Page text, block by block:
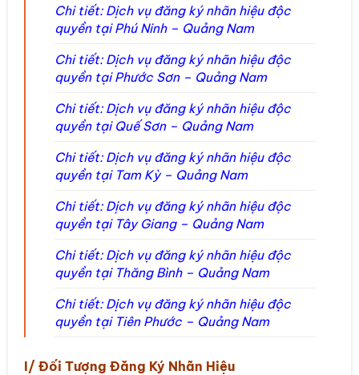
Chi tiết: Dịch vụ đăng ký nhãn hiệu độc
quyền tại Phú Ninh – Quảng Nam
Chi tiết: Dịch vụ đăng ký nhãn hiệu độc
quyền tại Phước Sơn – Quảng Nam
Chi tiết: Dịch vụ đăng ký nhãn hiệu độc
quyền tại Quế Sơn – Quảng Nam
Chi tiết: Dịch vụ đăng ký nhãn hiệu độc
quyền tại Tam Kỳ – Quảng Nam
Chi tiết: Dịch vụ đăng ký nhãn hiệu độc
quyền tại Tây Giang – Quảng Nam
Chi tiết: Dịch vụ đăng ký nhãn hiệu độc
quyền tại Thăng Bình – Quảng Nam
Chi tiết: Dịch vụ đăng ký nhãn hiệu độc
quyền tại Tiên Phước – Quảng Nam
I/ Đối Tượng Đăng Ký Nhãn Hiệu